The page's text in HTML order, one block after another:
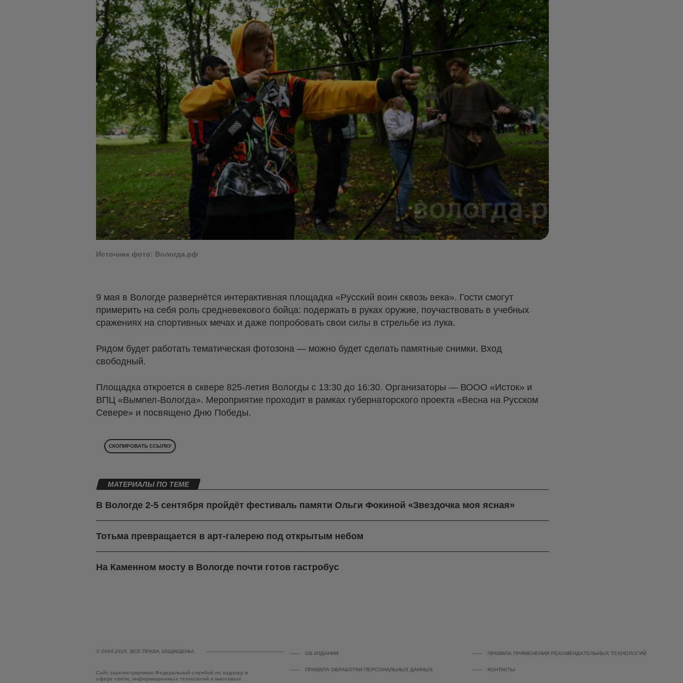
Источник фото: Вологда.рф
9 мая в Вологде развернётся интерактивная площадка «Русский воин сквозь века». Гости смогут
примерить на себя роль средневекового бойца: подержать в руках оружие, поучаствовать в учебных
сражениях на спортивных мечах и даже попробовать свои силы в стрельбе из лука.
Рядом будет работать тематическая фотозона — можно будет сделать памятные снимки. Вход
свободный.
Площадка откроется в сквере 825-летия Вологды с 13:30 до 16:30. Организаторы — ВООО «Исток» и
ВПЦ «Вымпел-Вологда». Мероприятие проходит в рамках губернаторского проекта «Весна на Русском
Севере» и посвящено Дню Победы.
СКОПИРОВАТЬ ССЫЛКУ
МАТЕРИАЛЫ ПО ТЕМЕ
В Вологде 2-5 сентября пройдёт фестиваль памяти Ольги Фокиной «Звездочка моя ясная»
Тотьма превращается в арт-галерею под открытым небом
На Каменном мосту в Вологде почти готов гастробус
© 2004-2025. ВСЕ ПРАВА ЗАЩИЩЕНЫ.
Сайт зарегистрирован Федеральной службой по надзору в
сфере связи, информационных технологий и массовых
ОБ ИЗДАНИИ ПРАВИЛА ПРИМЕНЕНИЯ РЕКОМЕНДАТЕЛЬНЫХ ТЕХНОЛОГИЙ
ПРАВИЛА ОБРАБОТКИ ПЕРСОНАЛЬНЫХ ДАННЫХ КОНТАКТЫ